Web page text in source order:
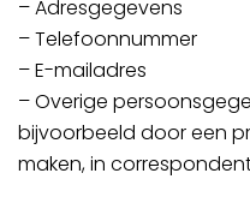
– Adresgegevens
– Telefoonnummer
– E-mailadres
– Overige
bijvoorbeeld door een
maken, in